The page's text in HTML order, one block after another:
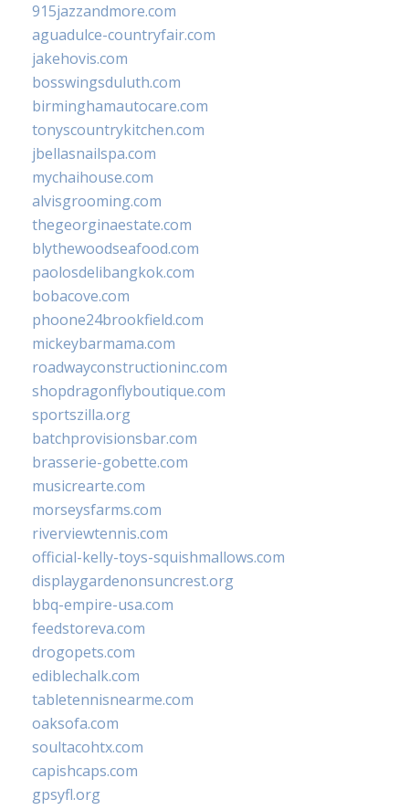
915jazzandmore.com
aguadulce-countryfair.com
jakehovis.com
bosswingsduluth.com
birminghamautocare.com
tonyscountrykitchen.com
jbellasnailspa.com
mychaihouse.com
alvisgrooming.com
thegeorginaestate.com
blythewoodseafood.com
paolosdelibangkok.com
bobacove.com
phoone24brookfield.com
mickeybarmama.com
roadwayconstructioninc.com
shopdragonflyboutique.com
sportszilla.org
batchprovisionsbar.com
brasserie-gobette.com
musicrearte.com
morseysfarms.com
riverviewtennis.com
official-kelly-toys-squishmallows.com
displaygardenonsuncrest.org
bbq-empire-usa.com
feedstoreva.com
drogopets.com
ediblechalk.com
tabletennisnearme.com
oaksofa.com
soultacohtx.com
capishcaps.com
gpsyfl.org